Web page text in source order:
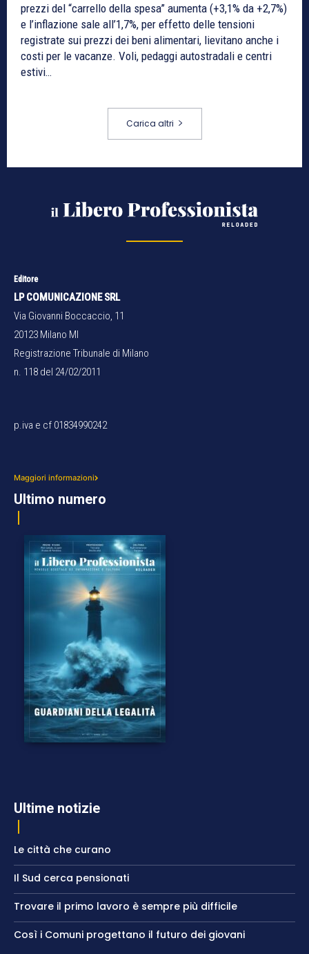
prezzi del “carrello della spesa” aumenta (+3,1% da +2,7%)
e l’inflazione sale all’1,7%, per effetto delle tensioni
registrate sui prezzi dei beni alimentari, lievitano anche i
costi per le vacanze. Voli, pedaggi autostradali e centri
estivi…
Carica altri
Editore
LP COMUNICAZIONE SRL
Via Giovanni Boccaccio, 11
20123 Milano MI
Registrazione Tribunale di Milano
n. 118 del 24/02/2011
p.iva e cf 01834990242
Maggiori informazioni
Ultimo numero
Ultime notizie
Le città che curano
Il Sud cerca pensionati
Trovare il primo lavoro è sempre più difficile
Così i Comuni progettano il futuro dei giovani